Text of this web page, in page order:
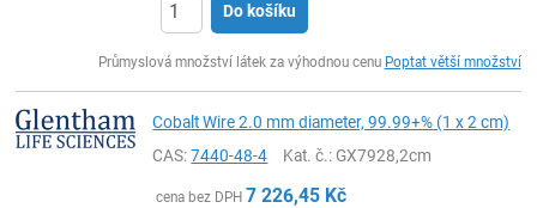
Do košíku
Průmyslová množství látek za výhodnou cenu Poptat větší množství
Cobalt Wire 2.0 mm diameter, 99.99+% (1 x 2 cm)
CAS:7440-48-4 Kat. č.: GX7928,2cm
cena bez DPH 7 226,45 Kč